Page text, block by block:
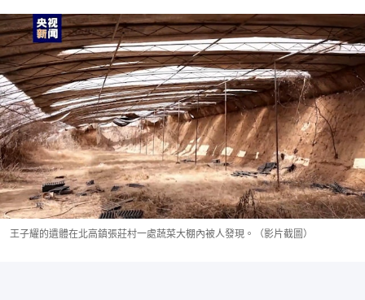
王子耀的遺體在北高鎮張莊村一處蔬菜大棚內被人發現。（影片截圖）